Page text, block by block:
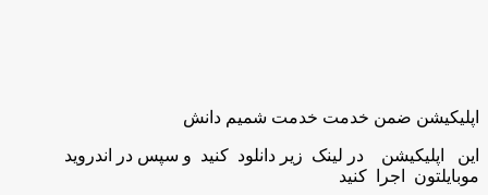
اپلیکیشن ضمن خدمت خدمت شمیم دانش
این اپلیکیشن در لینک زیر دانلود کنید و سپس در اندروید
موبایلتون اجرا کنید